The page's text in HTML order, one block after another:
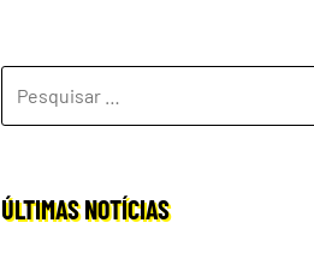
POR:
ÚLTIMAS NOTÍCIAS